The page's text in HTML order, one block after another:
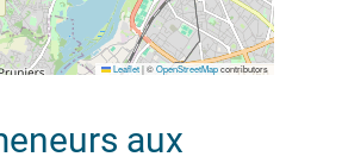
Leaflet |©OpenStreetMapcontributors
aux